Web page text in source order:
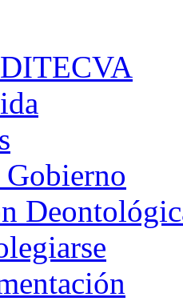
Gobierno